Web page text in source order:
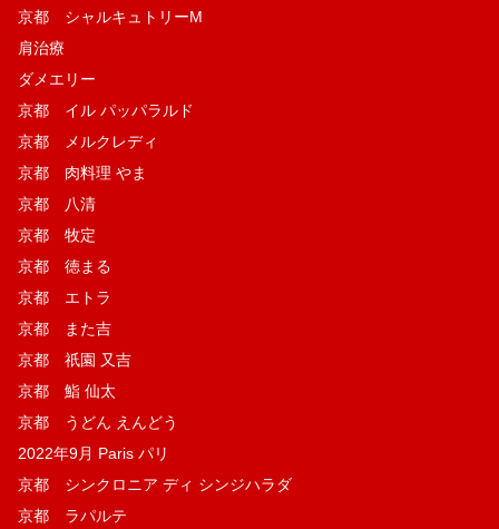
京都 シャルキュトリーM
肩治療
ダメエリー
京都 イル パッパラルド
京都 メルクレディ
京都 肉料理 やま
京都 八清
京都 牧定
京都 徳まる
京都 エトラ
京都 また吉
京都 祇園 又吉
京都 鮨 仙太
京都 うどん えんどう
2022年9月 Paris パリ
京都 シンクロニア ディ シンジハラダ
京都 ラパルテ